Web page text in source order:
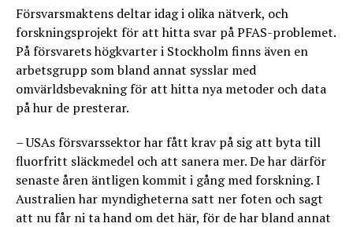
Försvarsmaktens deltar idag i olika nätverk, och
forskningsprojekt för att hitta svar på PFAS-problemet.
På försvarets högkvarter i Stockholm finns även en
arbetsgrupp som bland annat sysslar med
omvärldsbevakning för att hitta nya metoder och data
på hur de presterar.
– USAs försvarssektor har fått krav på sig att byta till
fluorfritt släckmedel och att sanera mer. De har därför
senaste åren äntligen kommit i gång med forskning. I
Australien har myndigheterna satt ner foten och sagt
att nu får ni ta hand om det här, för de har bland annat